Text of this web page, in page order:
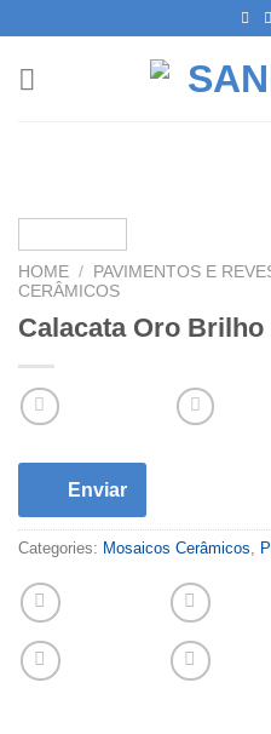
content
HOME / PAVIMENTOS E
CERÂMICOS
Calacata Oro Brilho
Enviar
Categories: Mosaicos Cerâmicos,